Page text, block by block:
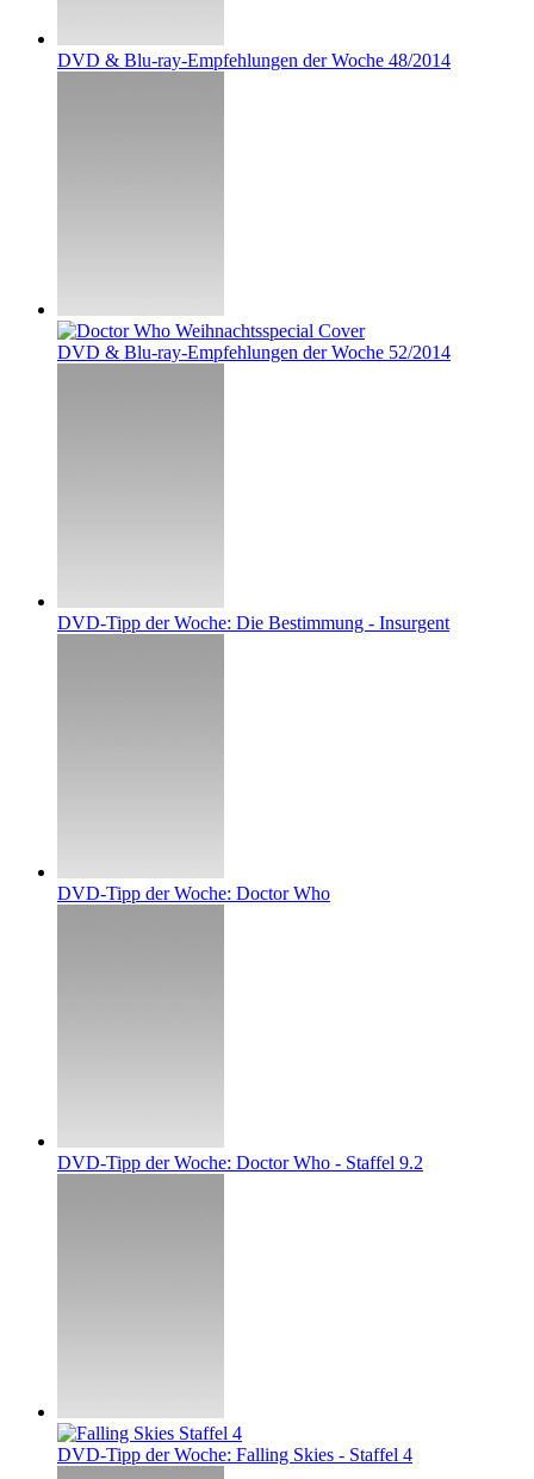
DVD & Blu-ray-Empfehlungen der Woche 48/2014
DVD & Blu-ray-Empfehlungen der Woche 52/2014
DVD-Tipp der Woche: Die Bestimmung - Insurgent
DVD-Tipp der Woche: Doctor Who
DVD-Tipp der Woche: Doctor Who - Staffel 9.2
DVD-Tipp der Woche: Falling Skies - Staffel 4